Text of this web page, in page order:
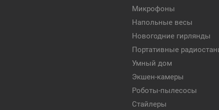
Микрофоны
Напольные весы
Новогодние гирлянды
Портативные
Умный дом
Экшен-камеры
Роботы-пылесосы
Стайлеры